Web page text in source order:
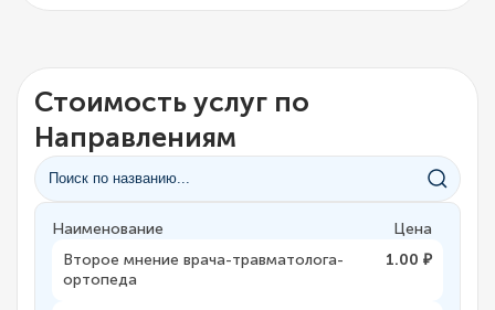
Стоимость услуг по
Направлениям
Наименование
Цена
Второе мнение врача-травматолога-
ортопеда
1.00 ₽